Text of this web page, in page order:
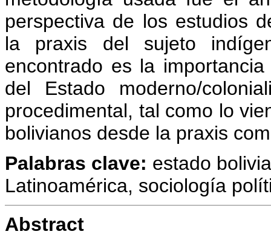
perspectiva de los estudios
la praxis del sujeto
encontrado es la
del Estado moderno/
procedimental, tal como lo
bolivianos desde la praxis
Palabras clave: estado
Latinoamérica, sociología
Abstract